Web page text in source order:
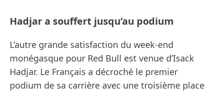
Hadjar a souffert jusqu’au podium
L’autre grande satisfaction du week-end
monégasque pour Red Bull est venue d’Isack
Hadjar. Le Français a décroché le premier
podium de sa carrière avec une troisième place